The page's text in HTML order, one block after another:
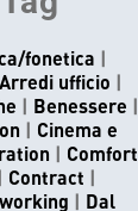
fonetica
Arredi ufficio
Benessere
Cinema e
Comfort
Contract
Dal